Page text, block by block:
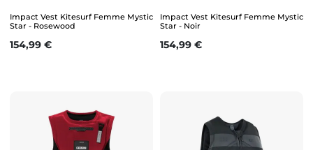
Impact Vest Kitesurf Femme Mystic
Star - Rosewood
Prix
154,99 €
Impact Vest Kitesurf Femme Mystic
Star - Noir
Prix
154,99 €